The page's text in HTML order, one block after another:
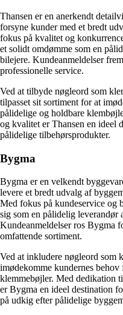
Thansen er en anerkendt
forsyne kunder med et bredt
fokus på kvalitet og
et solidt omdømme som en
bilejere. Kundeanmeldelser
professionelle service.
Ved at tilbyde nøgleord som
tilpasset sit sortiment for at
pålidelige og holdbare
og kvalitet er Thansen en ideel
pålidelige tilbehørsprodukter.
Bygma
Bygma er en velkendt
levere et bredt udvalg af
Med fokus på kundeservice og
sig som en pålidelig leverandør
Kundeanmeldelser ros Bygma
omfattende sortiment.
Ved at inkludere nøgleord som
imødekomme kundernes
klemmebøjler. Med dedikation
er Bygma en ideel destination
på udkig efter pålidelige